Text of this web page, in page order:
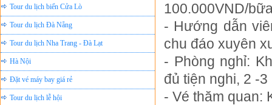
Tour du lịch Đà Nẵng
Tour du lịch Nha Trang - Đà Lạt
Hà Nội
Đặt vé máy bay giá rẻ
Tour du lịch lễ hội
Tour du Lịch Hà Giang
100.000VND/
- Hướng dẫn
chu đáo xuyên
- Phòng nghỉ:
đủ tiện nghi, 2 -
- Vé thăm quan: